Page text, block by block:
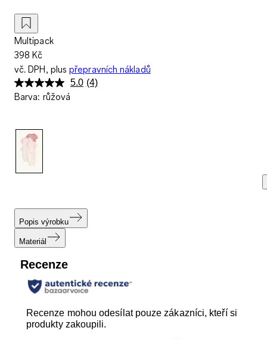
Multipack
398 Kč
vč. DPH, plus přepravních nákladů
5.0 Přečtěte
(4)
Barva: růžová
Popis výrobku
Materiál
Recenze
Recenze mohou odesílat pouze zákazníci, kteří si
produkty zakoupili.